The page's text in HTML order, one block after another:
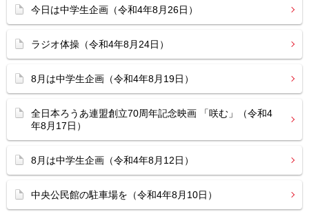
今日は中学生企画（令和4年8月26日）
ラジオ体操（令和4年8月24日）
8月は中学生企画（令和4年8月19日）
全日本ろうあ連盟創立70周年記念映画 「咲む」（令和4
年8月17日）
8月は中学生企画（令和4年8月12日）
中央公民館の駐車場を（令和4年8月10日）